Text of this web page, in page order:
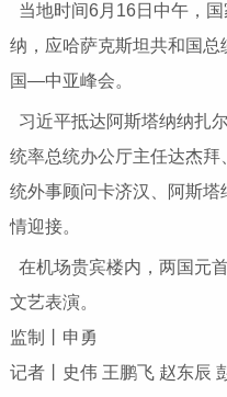
当地时间6月16日中午，
纳，应哈萨克斯坦共和国
国—中亚峰会。
习近平抵达阿斯塔纳纳扎
统率总统办公厅主任达杰
统外事顾问卡济汉、阿斯
情迎接。
在机场贵宾楼内，两国元
文艺表演。
监制丨申勇
记者丨史伟 王鹏飞 赵东辰